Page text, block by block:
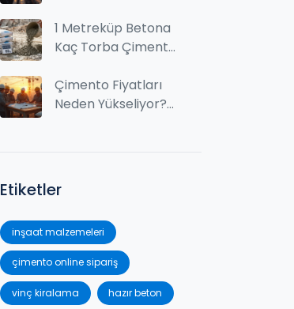
Piyasa Analizi
1 Metreküp Betona
Kaç Torba Çimento
ve Pratik İpuçları
Çimento Fiyatları
Neden Yükseliyor?
Etiketler
inşaat malzemeleri
çimento online sipariş
vinç kiralama hazır beton